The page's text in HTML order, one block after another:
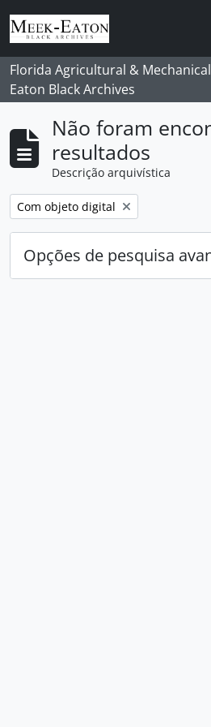
Skip to main content
Florida Agricultural &
Eaton Black Archives
Não foram
resultados
Descrição arquivística
Remover filtro:
Com objeto digital
Opções de pesquisa